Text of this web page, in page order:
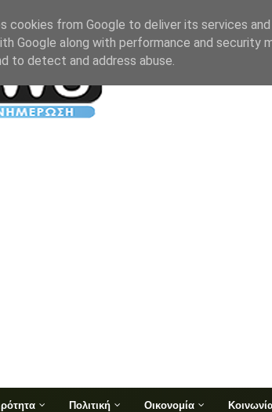
Πολιτική Οικονομία
cookies from Google to deliver its services
Google along with performance and
to detect and address abuse.